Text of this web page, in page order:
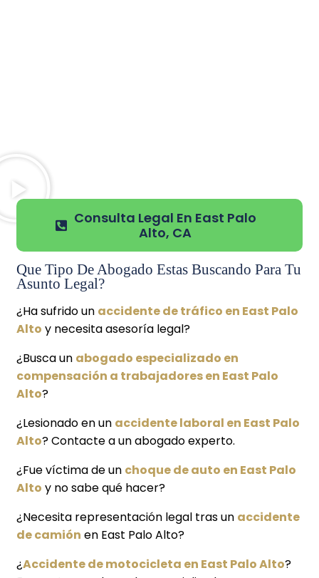
Consulta Legal En East Palo
Alto, CA
Que Tipo De Abogado Estas Buscando Para Tu
Asunto Legal?
¿Ha sufrido un accidente de tráfico en East Palo
Alto y necesita asesoría legal?
¿Busca un abogado especializado en
compensación a trabajadores en East Palo
Alto?
¿Lesionado en un accidente laboral en East Palo
Alto? Contacte a un abogado experto.
¿Fue víctima de un choque de auto en East Palo
Alto y no sabe qué hacer?
¿Necesita representación legal tras un accidente
de camión en East Palo Alto?
¿Accidente de motocicleta en East Palo Alto?